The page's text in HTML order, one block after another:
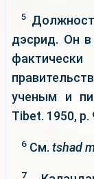
5
дэсрид. Он в
ученым и
Tibet. 1950, p.
6См. tshad
7